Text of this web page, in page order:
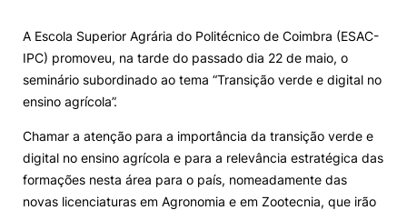
International Relations
Ofertas de Emprego e Informações Úteis
Loja da Agrária
Mudança de Par Instituição/Curso
A Escola Superior Agrária do Politécnico de Coimbra (ESAC-
IPC) promoveu, na tarde do passado dia 22 de maio, o
seminário subordinado ao tema “Transição verde e digital no
ensino agrícola”.
Chamar a atenção para a importância da transição verde e
digital no ensino agrícola e para a relevância estratégica das
formações nesta área para o país, nomeadamente das
novas licenciaturas em Agronomia e em Zootecnia, que irão